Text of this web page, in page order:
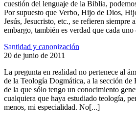
cuestión del lenguaje de la Biblia,
Por supuesto que Verbo, Hijo de Dios,
Jesús, Jesucristo, etc., se refieren siempre
embargo, también es verdad que cada
Santidad y canonización
20 de junio de 2011
La pregunta en realidad no pertenece al
de la Teología Dogmática, a la sección
de la que sólo tengo un conocimiento
cualquiera que haya estudiado teología,
menos, mi especialidad. No[...]